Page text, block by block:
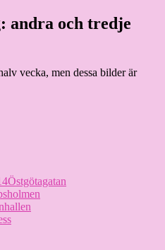
andra och tredje
vecka, men dessa bilder är
Kategorier
Östgötagatan